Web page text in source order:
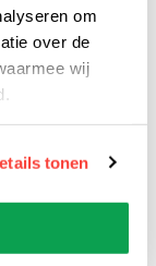
om
over de
wij
tonen